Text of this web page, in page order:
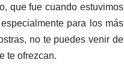
que fue cuando estuvimos
para los más
no te puedes venir de
te ofrezcan.